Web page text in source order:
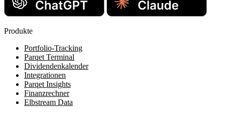
Produkte
Portfolio-Tracking
Parqet Terminal
Dividendenkalender
Integrationen
Parqet Insights
Finanzrechner
Elbstream Data